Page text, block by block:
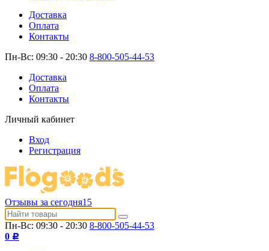
Доставка
Оплата
Контакты
Пн-Вс: 09:30 - 20:30 8-800-505-44-53
Доставка
Оплата
Контакты
Личный кабинет
Вход
Регистрация
Отзывы за сегодня15
Пн-Вс: 09:30 - 20:30 8-800-505-44-53
0 Р